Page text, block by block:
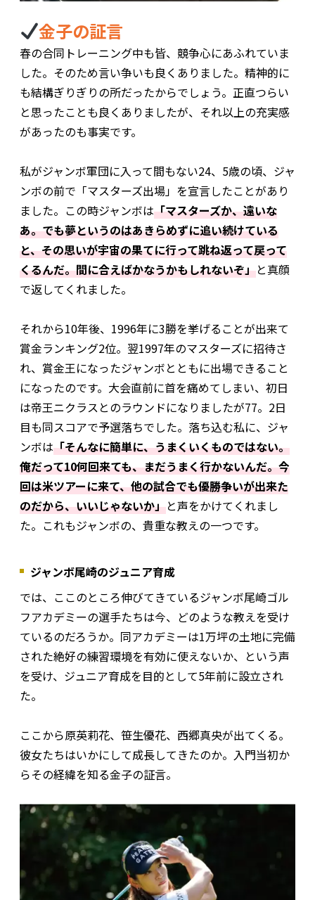
金子の証言
春の合同トレーニング中も皆、競争心にあふれていま
した。そのため言い争いも良くありました。精神的に
も結構ぎりぎりの所だったからでしょう。正直つらい
と思ったことも良くありましたが、それ以上の充実感
があったのも事実です。
私がジャンボ軍団に入って間もない24、5歳の頃、ジャ
ンボの前で「マスターズ出場」を宣言したことがあり
ました。この時ジャンボは「マスターズか、遠いな
あ。でも夢というのはあきらめずに追い続けている
と、その思いが宇宙の果てに行って跳ね返って戻って
くるんだ。間に合えばかなうかもしれないぞ」と真顔
で返してくれました。
それから10年後、1996年に3勝を挙げることが出来て
賞金ランキング2位。翌1997年のマスターズに招待さ
れ、賞金王になったジャンボとともに出場できること
になったのです。大会直前に首を痛めてしまい、初日
は帝王ニクラスとのラウンドになりましたが77。2日
目も同スコアで予選落ちでした。落ち込む私に、ジャ
ンボは「そんなに簡単に、うまくいくものではない。
俺だって10何回来ても、まだうまく行かないんだ。今
回は米ツアーに来て、他の試合でも優勝争いが出来た
のだから、いいじゃないか」と声をかけてくれまし
た。これもジャンボの、貴重な教えの一つです。
ジャンボ尾崎のジュニア育成
では、ここのところ伸びてきているジャンボ尾崎ゴル
フアカデミーの選手たちは今、どのような教えを受け
ているのだろうか。同アカデミーは1万坪の土地に完備
された絶好の練習環境を有効に使えないか、という声
を受け、ジュニア育成を目的として5年前に設立され
た。
ここから原英莉花、笹生優花、西郷真央が出てくる。
彼女たちはいかにして成長してきたのか。入門当初か
らその経緯を知る金子の証言。